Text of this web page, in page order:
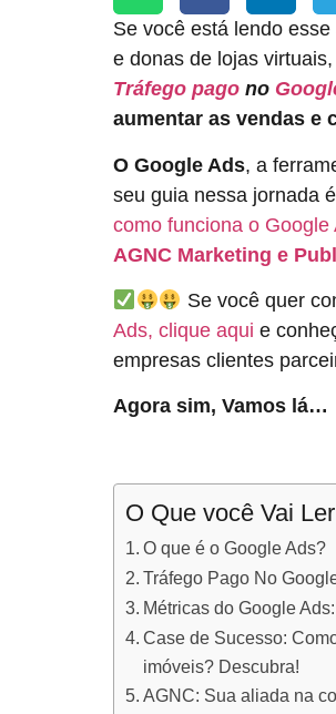
Se você está lendo
e donas de lojas
Tráfego pago no
aumentar as vendas e
O Google Ads, a
seu guia nessa jornada
como funciona o Google
AGNC Marketing e
Se você quer
Ads, clique aqui e
empresas clientes
Agora sim, Vamos lá…
O Que você Vai
O que é o Google Ads?
Tráfego Pago No
Métricas do Google
Case de Sucesso:
imóveis? Descubra!
AGNC: Sua aliada na